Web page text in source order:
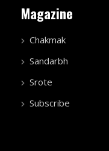
Magazine
Chakmak
Sandarbh
Srote
Subscribe